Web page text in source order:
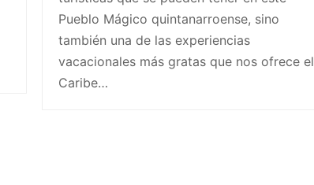
Pueblo Mágico quintanarroense, sino
también una de las experiencias
vacacionales más gratas que nos ofrece el
Caribe…